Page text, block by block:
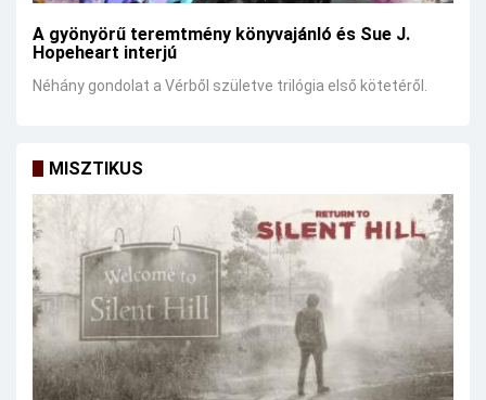
A gyönyörű teremtmény könyvajánló és Sue J.
Hopeheart interjú
Néhány gondolat a Vérből születve trilógia első kötetéről.
MISZTIKUS